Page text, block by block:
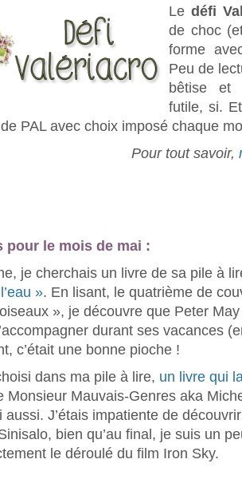
Le défi
de choc
forme
Peu de
bêtise et
futile, si.
PAL avec choix imposé chaque
Pour tout savoir,
pour le mois de mai :
je cherchais un livre de sa pile à
». En lisant, le quatrième de
», je découvre que Peter
durant ses vacances
c’était une bonne pioche !
dans ma pile à lire, un livre qui
Monsieur Mauvais-Genres aka
aussi. J’étais impatiente de
bien qu’au final, je suis un
le déroulé du film Iron Sky.